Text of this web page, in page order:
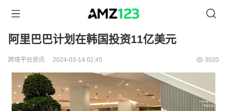
阿里巴巴计划在韩国投资11亿美元
跨境平台资讯 2024-03-14 02:45 3020